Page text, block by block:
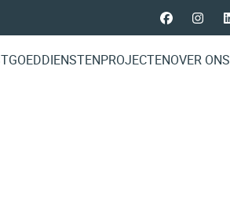
DIENSTENPROJECTENOVER ONS